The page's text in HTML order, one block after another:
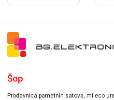
Šop
Prodavnica pametnih satova, mi eco